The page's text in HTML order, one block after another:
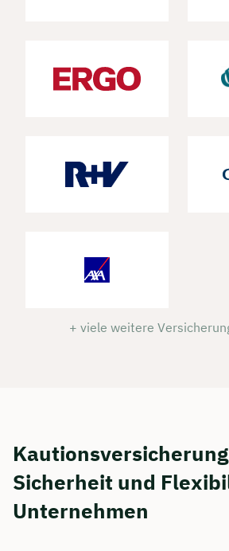
+ viele weitere
Sicherheit und
Unternehmen